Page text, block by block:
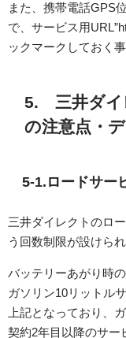
また、携帯電話GPS
で、サービス用
ックマークしておく
5. 三井ダイ
の注意点・
5-1.ロードサー
三井ダイレクトのロ
う回数制限が設けら
バッテリーあがり時
ガソリン10リットル
上記となっており、
契約2年目以降のサー